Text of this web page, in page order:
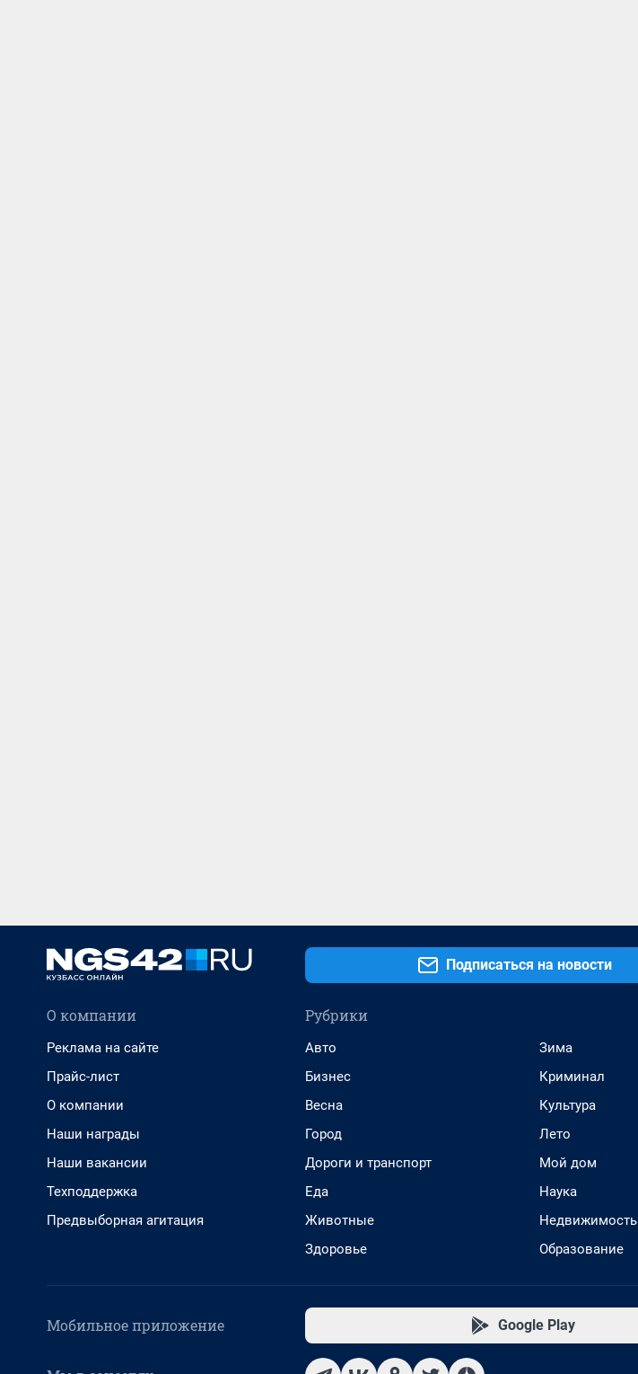
Подписаться на новости
О компании
Реклама на сайте
Прайс-лист
О компании
Наши награды
Наши вакансии
Техподдержка
Предвыборная агитация
Рубрики
Авто
Бизнес
Весна
Город
Дороги и транспорт
Еда
Животные
Здоровье
Зима
Криминал
Культура
Лето
Мой дом
Наука
Недвижимость
Образование
Мобильное приложение Google Play